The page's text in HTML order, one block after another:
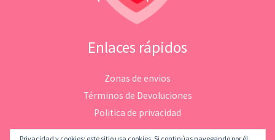
Enlaces rápidos
Zonas de envios
Términos de Devoluciones
Politica de privacidad
Privacidad y cookies: este sitio usa cookies. Si continúas navegando por él,